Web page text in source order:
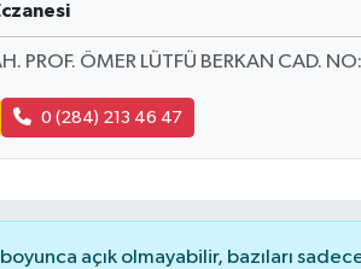
PROF. ÖMER LÜTFÜ BERKAN CAD.
0 (284) 213 46 47
açık olmayabilir, bazıları